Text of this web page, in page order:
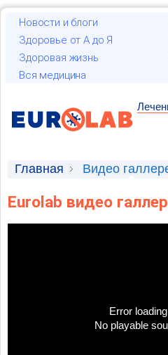
Новости и блоги
Здоровье от А до Я
Здоровая жизнь
Вся медицина
Главная Видео
Eurolab видео
Error
No playable